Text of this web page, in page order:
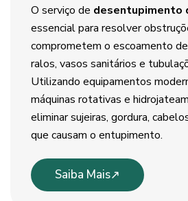
O serviço de desentupimento
essencial para resolver
comprometem o escoamento
ralos, vasos sanitários e
Utilizando equipamentos
máquinas rotativas e
eliminar sujeiras, gordura,
que causam o entupimento.
Saiba Mais